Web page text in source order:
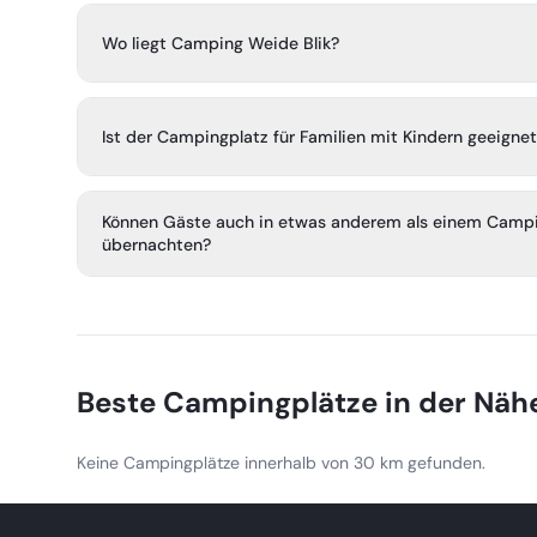
Wo liegt Camping Weide Blik?
Loonse und Drunense Duinen entfernt.
Ist der Campingplatz für Familien mit Kindern
von 0 bis 12 Jahren geeignet, mit sicherem Spielen auf
Spielgeräten in der Nähe.
Können Gäste auch in etwas anderem als einem
übernachten?
Ruhe, die das ganze Jahr über verfügbar sind.
Beste Campingplätze in der
Keine Campingplätze innerhalb von 30 km gefunden.